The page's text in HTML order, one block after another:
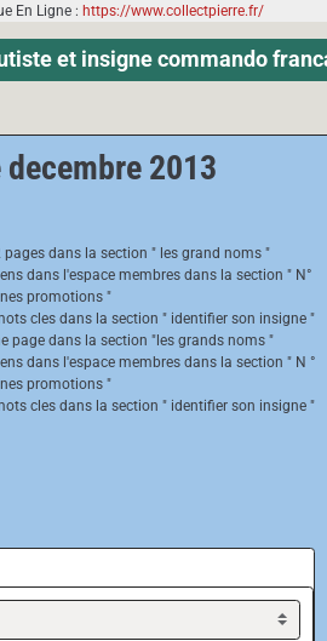
En Ligne : https://www.collectpierre.fr/
et insigne commando
2013
dans la section " les grand noms "
dans l'espace membres dans la section " N°
promotions "
cles dans la section " identifier son insigne "
page dans la section "les grands noms "
dans l'espace membres dans la section " N °
promotions "
cles dans la section " identifier son insigne "